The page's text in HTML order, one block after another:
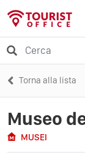
Torna alla lista
Museo
MUSEI